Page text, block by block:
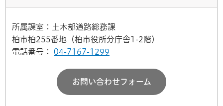
所属課室：土木部道路総務課
柏市柏255番地（柏市役所分庁舎1-2階）
電話番号：
04-7167-1299
お問い合わせフォーム